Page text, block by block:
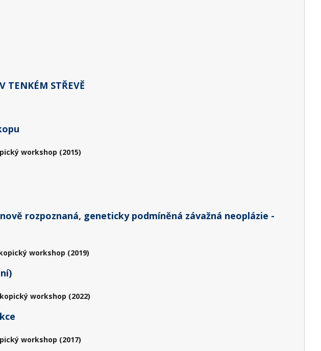
TENKÉM STŘEVĚ
workshop (2015)
rozpoznaná, geneticky podmíněná závažná neoplázie -
workshop (2019)
workshop (2022)
workshop (2017)